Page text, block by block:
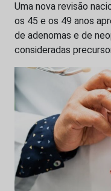
Uma nova revisão
os 45 e os 49 anos
de adenomas e de
consideradas